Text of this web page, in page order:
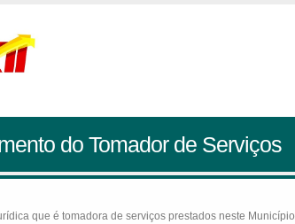
do Tomador de Serviços
que é tomadora de serviços prestados neste Município